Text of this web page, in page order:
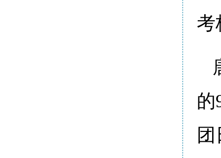
考
的